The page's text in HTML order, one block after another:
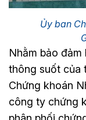
Ủy ban
Nhằm bảo
thông suốt của
Chứng khoán
công ty chứng